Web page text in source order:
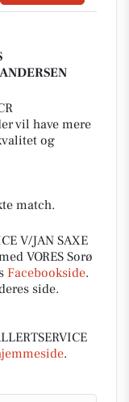
vil have mere
og
match.
V/JAN SAXE
VORES Sorø
Facebookside.
side.
.